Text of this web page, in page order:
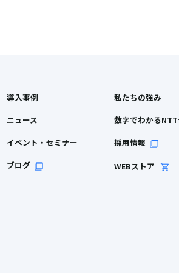
導入事例
ニュース
イベント・セミナー
ブログ
私たちの強み
数字でわかる
採用情報
WEBストア